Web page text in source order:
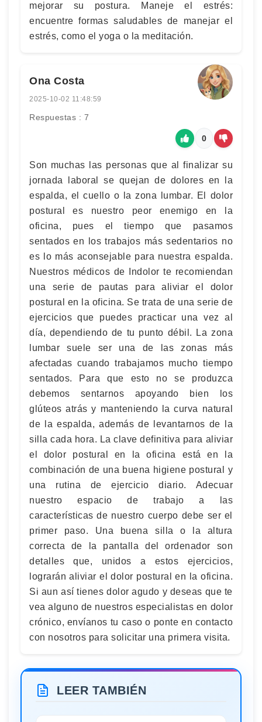
mejorar su postura. Maneje el estrés:
encuentre formas saludables de manejar el
estrés, como el yoga o la meditación.
Ona Costa
2025-10-02 11:48:59
Respuestas : 7
0
Son muchas las personas que al finalizar su
jornada laboral se quejan de dolores en la
espalda, el cuello o la zona lumbar. El dolor
postural es nuestro peor enemigo en la
oficina, pues el tiempo que pasamos
sentados en los trabajos más sedentarios no
es lo más aconsejable para nuestra espalda.
Nuestros médicos de Indolor te recomiendan
una serie de pautas para aliviar el dolor
postural en la oficina. Se trata de una serie de
ejercicios que puedes practicar una vez al
día, dependiendo de tu punto débil. La zona
lumbar suele ser una de las zonas más
afectadas cuando trabajamos mucho tiempo
sentados. Para que esto no se produzca
debemos sentarnos apoyando bien los
glúteos atrás y manteniendo la curva natural
de la espalda, además de levantarnos de la
silla cada hora. La clave definitiva para aliviar
el dolor postural en la oficina está en la
combinación de una buena higiene postural y
una rutina de ejercicio diario. Adecuar
nuestro espacio de trabajo a las
características de nuestro cuerpo debe ser el
primer paso. Una buena silla o la altura
correcta de la pantalla del ordenador son
detalles que, unidos a estos ejercicios,
lograrán aliviar el dolor postural en la oficina.
Si aun así tienes dolor agudo y deseas que te
vea alguno de nuestros especialistas en dolor
crónico, envíanos tu caso o ponte en contacto
con nosotros para solicitar una primera visita.
LEER TAMBIÉN